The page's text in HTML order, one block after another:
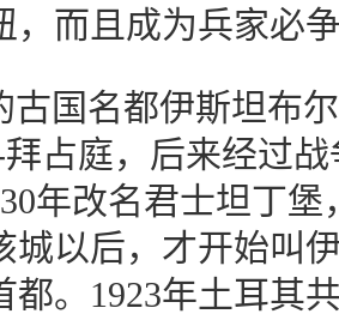
，而且成为兵家必
古国名都伊斯坦布
占庭，后来经过
年改名君士坦丁
城以后，才开始叫
都。1923年土耳其